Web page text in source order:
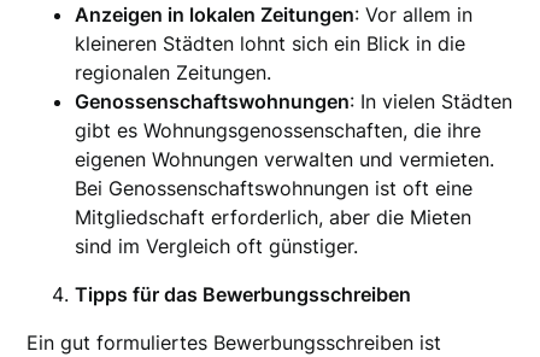
Anzeigen in lokalen Zeitungen: Vor allem in
kleineren Städten lohnt sich ein Blick in die
regionalen Zeitungen.
Genossenschaftswohnungen: In vielen Städten
gibt es Wohnungsgenossenschaften, die ihre
eigenen Wohnungen verwalten und vermieten.
Bei Genossenschaftswohnungen ist oft eine
Mitgliedschaft erforderlich, aber die Mieten
sind im Vergleich oft günstiger.
Tipps für das Bewerbungsschreiben
Ein gut formuliertes Bewerbungsschreiben ist